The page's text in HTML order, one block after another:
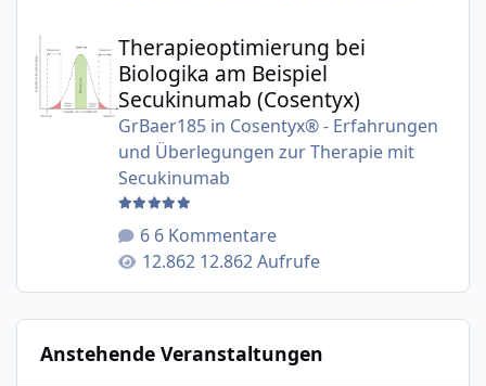
Therapieoptimierung bei Biologika am Beispiel
Therapieoptimierung bei
Biologika am Beispiel
Secukinumab (Cosentyx)
GrBaer185in Cosentyx® - Erfahrungen
und Überlegungen zur Therapie mit
Secukinumab
6 Kommentare
12.862 Aufrufe
Anstehende Veranstaltungen